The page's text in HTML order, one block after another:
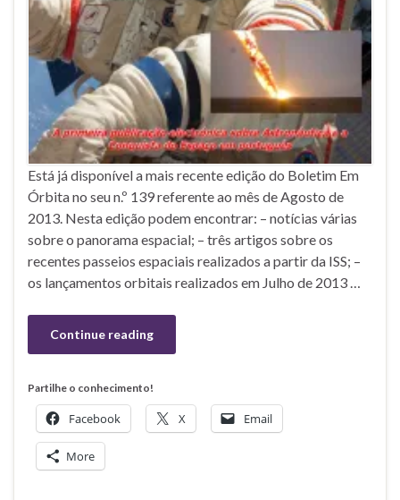
Está já disponível a mais recente edição do Boletim Em
Órbita no seu n.º 139 referente ao mês de Agosto de
2013. Nesta edição podem encontrar: – notícias várias
sobre o panorama espacial; – três artigos sobre os
recentes passeios espaciais realizados a partir da ISS; –
os lançamentos orbitais realizados em Julho de 2013 …
Continue reading
Partilhe o conhecimento!
Facebook X Email
More